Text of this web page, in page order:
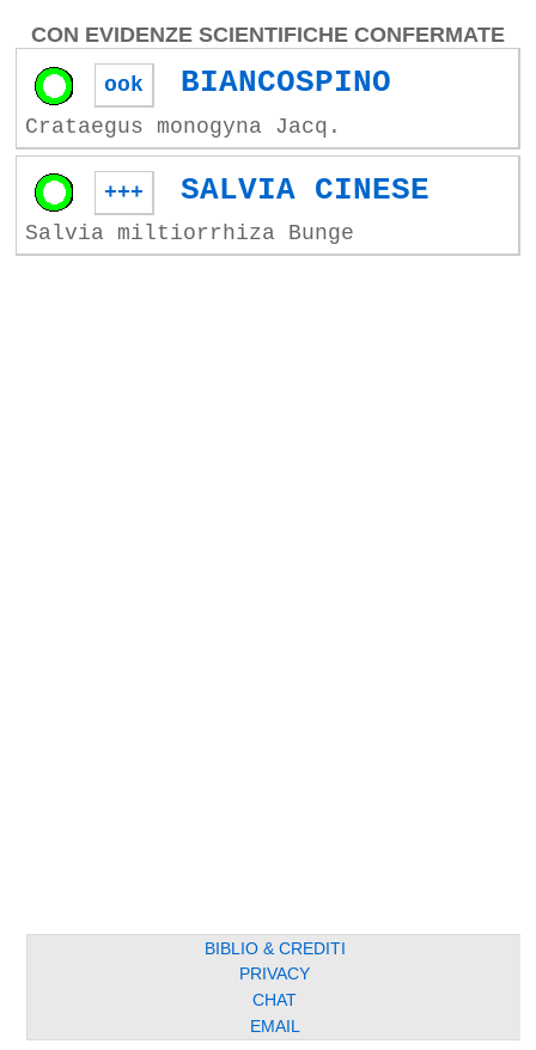
CON EVIDENZE SCIENTIFICHE CONFERMATE
ook BIANCOSPINO
Crataegus monogyna Jacq.
+++ SALVIA CINESE
Salvia miltiorrhiza Bunge
BIBLIO & CREDITI
PRIVACY
CHAT
EMAIL